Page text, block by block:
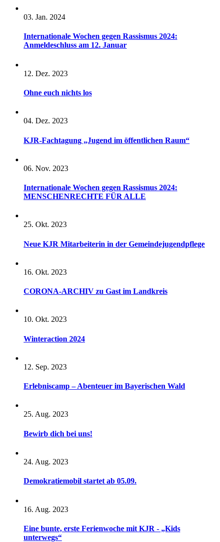
03. Jan. 2024
Internationale Wochen gegen Rassismus 2024:
Anmeldeschluss am 12. Januar
12. Dez. 2023
Ohne euch nichts los
04. Dez. 2023
KJR-Fachtagung „Jugend im öffentlichen Raum“
06. Nov. 2023
Internationale Wochen gegen Rassismus 2024:
MENSCHENRECHTE FÜR ALLE
25. Okt. 2023
Neue KJR Mitarbeiterin in der Gemeindejugendpflege
16. Okt. 2023
CORONA-ARCHIV zu Gast im Landkreis
10. Okt. 2023
Winteraction 2024
12. Sep. 2023
Erlebniscamp – Abenteuer im Bayerischen Wald
25. Aug. 2023
Bewirb dich bei uns!
24. Aug. 2023
Demokratiemobil startet ab 05.09.
16. Aug. 2023
Eine bunte, erste Ferienwoche mit KJR - „Kids
unterwegs“